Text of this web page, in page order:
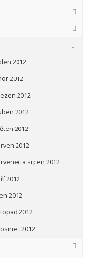
2012
2012
2012
2012
2012
2012
a srpen 2012
2012
2012
2012
2012